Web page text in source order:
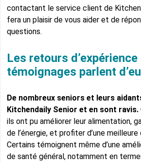
contactant le service client de
fera un plaisir de vous aider et de
questions.
Les retours d’expérience
témoignages parlent
De nombreux seniors et leurs
Kitchendaily Senior et en sont ravis.
ils ont pu améliorer leur alimentation,
de l’énergie, et profiter d’une
Certains témoignent même d’une
de santé général, notamment en